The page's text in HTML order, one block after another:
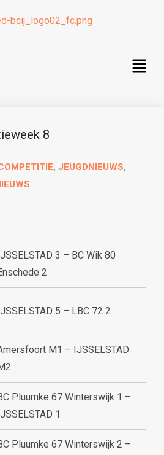
8
, JEUGDNIEUWS,
IJSSELSTAD 3 – BC Wik 80
2
IJSSELSTAD 5 – LBC 72 2
M1 – IJSSELSTAD
Pluumke 67 Winterswijk 1 –
IJSSELSTAD 1
Pluumke 67 Winterswijk 2 –